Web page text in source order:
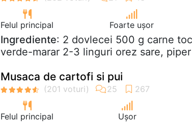
Felul principal Foarte ușor
Ingrediente: 2 dovlecei 500 g carne
verde-marar 2-3 linguri orez sare, piper
Musaca de cartofi si pui
Felul principal Ușor